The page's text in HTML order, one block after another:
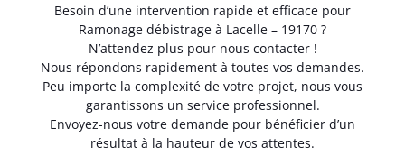
Besoin d’une intervention rapide et efficace pour
Ramonage débistrage à Lacelle – 19170 ?
N’attendez plus pour nous contacter !
Nous répondons rapidement à toutes vos demandes.
Peu importe la complexité de votre projet, nous vous
garantissons un service professionnel.
Envoyez-nous votre demande pour bénéficier d’un
résultat à la hauteur de vos attentes.